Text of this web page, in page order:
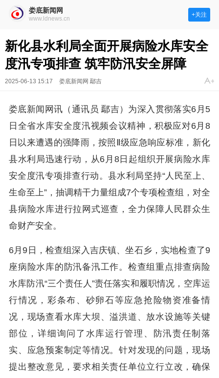
娄底新闻网
www.ldnews.cn
+关注
新化县水利局全面开展病险水库安全
度汛专项排查 筑牢防汛安全屏障
2025-06-13 15:17 娄底新闻网 鄢吉
娄底新闻网讯（通讯员 鄢吉）为深入贯彻落实6月5
日全省水库安全度汛视频会议精神，积极应对6月8
日以来遭遇的强降雨，按照Ⅱ级应急响应标准，新化
县水利局迅速行动，从6月8日起组织开展病险水库
安全度汛专项排查行动。县水利局坚持“人民至上、
生命至上”，抽调精干力量组成7个专项检查组，对全
县病险水库进行拉网式巡查，全力保障人民群众生
命财产安全。
6月9日，检查组深入吉庆镇、坐石乡，实地检查了9
座病险水库的防汛备汛工作。检查组重点排查病险
水库防汛“三个责任人”责任落实和履职情况，空库运
行情况，彩条布、砂卵石等应急抢险物资准备情
况，现场查看水库大坝、溢洪道、放水设施等关键
部位，详细询问了水库运行管理、防汛责任制落
实、应急预案制定等情况。针对发现的问题，现场
提出整改意见，要求相关责任单位立行立改，确保